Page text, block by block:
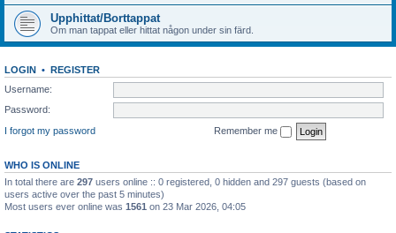
Upphittat/Borttappat
Om man tappat eller hittat någon under sin färd.
LOGIN • REGISTER
Username:
Password:
I forgot my password
Remember me
WHO IS ONLINE
In total there are 297 users online :: 0 registered, 0 hidden and 297 guests (based on
users active over the past 5 minutes)
Most users ever online was 1561 on 23 Mar 2026, 04:05